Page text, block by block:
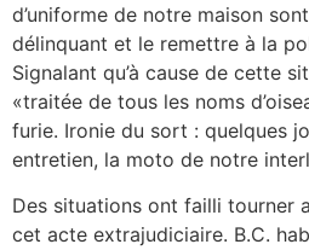
d’uniforme de notre maison
délinquant et le remettre à la
Signalant qu’à cause de cette
«traitée de tous les noms
furie. Ironie du sort : quelques
entretien, la moto de notre
Des situations ont failli tourner
cet acte extrajudiciaire. B.C.